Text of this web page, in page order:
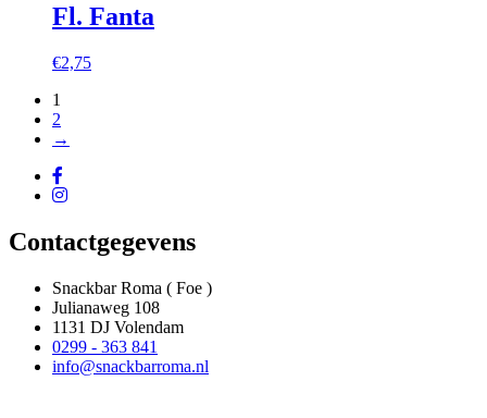
Fl. Fanta
€2,75
1
2
→
Contactgegevens
Snackbar Roma ( Foe )
Julianaweg 108
1131 DJ Volendam
0299 - 363 841
info@snackbarroma.nl